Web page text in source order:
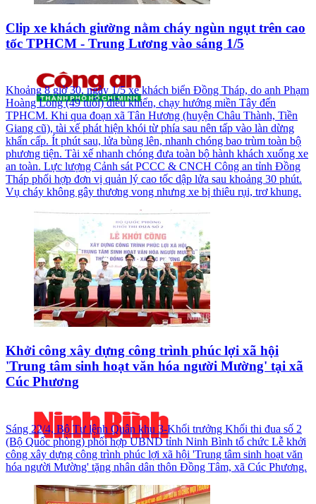
Clip xe khách giường nằm cháy ngùn ngụt trên cao
tốc TPHCM - Trung Lương vào sáng 1/5
Khoảng 8 giờ 30, ngày 1/5 xe khách biển Đồng Tháp, do anh Phạm
Hoàng Long (49 tuổi) điều khiển, chạy hướng miền Tây đến
TPHCM. Khi qua đoạn xã Tân Hương (huyện Châu Thành, Tiền
Giang cũ), tài xế phát hiện khói từ phía sau nên tấp vào làn dừng
khẩn cấp. Ít phút sau, lửa bùng lên, nhanh chóng bao trùm toàn bộ
phương tiện. Tài xế nhanh chóng đưa toàn bộ hành khách xuống xe
an toàn. Lực lượng Cảnh sát PCCC & CNCH Công an tỉnh Đồng
Tháp phối hợp đơn vị quản lý cao tốc dập lửa sau khoảng 30 phút.
Vụ cháy không gây thương vong nhưng xe bị thiêu rụi, trơ khung.
Khởi công xây dựng công trình phúc lợi xã hội
'Trung tâm sinh hoạt văn hóa người Mường' tại xã
Cúc Phương
Sáng 22/4, Bộ Tư lệnh Quân khu 3-Khối trưởng Khối thi đua số 2
(Bộ Quốc phòng) phối hợp UBND tỉnh Ninh Bình tổ chức Lễ khởi
công xây dựng công trình phúc lợi xã hội 'Trung tâm sinh hoạt văn
hóa người Mường' tặng nhân dân thôn Đồng Tâm, xã Cúc Phương.